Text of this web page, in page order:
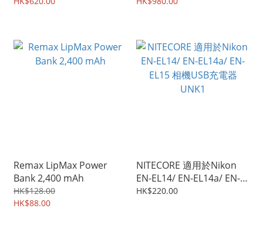
Remax LipMax Power
Bank 2,400 mAh
HK$128.00
HK$88.00
NITECORE 適用於Nikon
EN-EL14/ EN-EL14a/ EN-
EL15 相機USB充電器
HK$220.00